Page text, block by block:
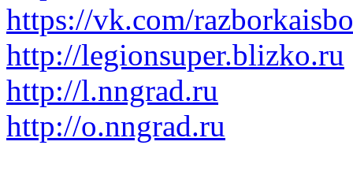
https://vk.com/
http://legionsuper.blizko.ru
http://l.nngrad.ru
http://o.nngrad.ru